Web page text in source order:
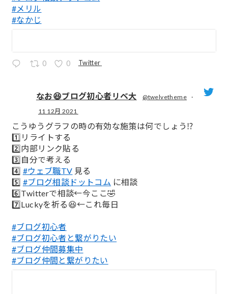
#メリル
#なかじ
0 0 Twitter
なお😆ブログ初心者リベ大 @twelvetheme
·
11 12月 2021
こうゆうグラフの時の有効な施策は何でしょう⁉️
1️⃣リライトする
2️⃣内部リンク貼る
3️⃣自分で考える
4️⃣ #ウェブ職TV 見る
5️⃣ #ブログ相談ドットコム に相談
6️⃣Twitterで相談←今ここ🤣
7️⃣Luckyを祈る😆←これ毎日
#ブログ初心者
#ブログ初心者と繋がりたい
#ブログ仲間募集中
#ブログ仲間と繋がりたい